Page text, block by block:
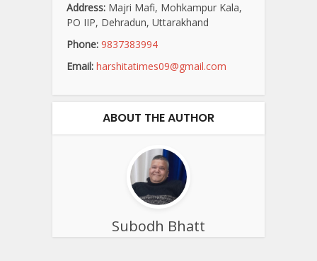
Address: Majri Mafi, Mohkampur Kala,
PO IIP, Dehradun, Uttarakhand
Phone: 9837383994
Email: harshitatimes09@gmail.com
ABOUT THE AUTHOR
Subodh Bhatt